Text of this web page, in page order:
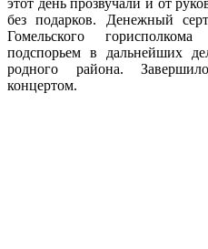
без подарков. Денежный
Гомельского
подспорьем в дальнейших
родного района.
концертом.